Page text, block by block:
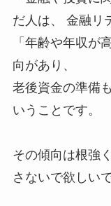
だ人は、 金融リ
「年齢や年収が
向があり、
老後資金の準備
いうことです。
その傾向は根強
さないで欲しい